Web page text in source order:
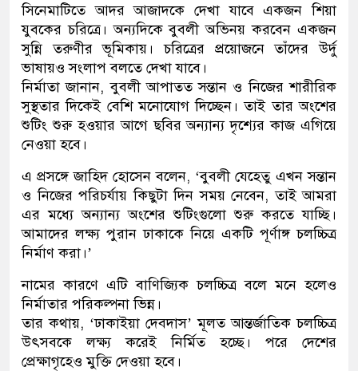
সিনেমাটিতে আদর আজাদকে দেখা যাবে একজন শিয়া
যুবকের চরিত্রে। অন্যদিকে বুবলী অভিনয় করবেন একজন
সুন্নি তরুণীর ভূমিকায়। চরিত্রের প্রয়োজনে তাঁদের উর্দু
ভাষায়ও সংলাপ বলতে দেখা যাবে।
নির্মাতা জানান, বুবলী আপাতত সন্তান ও নিজের শারীরিক
সুস্থতার দিকেই বেশি মনোযোগ দিচ্ছেন। তাই তার অংশের
শুটিং শুরু হওয়ার আগে ছবির অন্যান্য দৃশ্যের কাজ এগিয়ে
নেওয়া হবে।
এ প্রসঙ্গে জাহিদ হোসেন বলেন, ‘বুবলী যেহেতু এখন সন্তান
ও নিজের পরিচর্যায় কিছুটা দিন সময় নেবেন, তাই আমরা
এর মধ্যে অন্যান্য অংশের শুটিংগুলো শুরু করতে যাচ্ছি।
আমাদের লক্ষ্য পুরান ঢাকাকে নিয়ে একটি পূর্ণাঙ্গ চলচ্চিত্র
নির্মাণ করা।’
নামের কারণে এটি বাণিজ্যিক চলচ্চিত্র বলে মনে হলেও
নির্মাতার পরিকল্পনা ভিন্ন।
তার কথায়, ‘ঢাকাইয়া দেবদাস’ মূলত আন্তর্জাতিক চলচ্চিত্র
উৎসবকে লক্ষ্য করেই নির্মিত হচ্ছে। পরে দেশের
প্রেক্ষাগৃহেও মুক্তি দেওয়া হবে।